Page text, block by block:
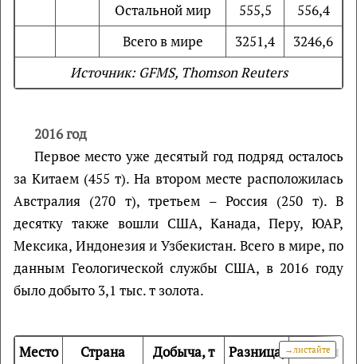
Остальной мир
555,5
556,4
Всего в мире
3251,4
3246,6
Источник: GFMS, Thomson Reuters
2016 год
Первое место уже десятый год подряд осталось
за Китаем (455 т). На втором месте расположилась
Австралия (270 т), третьем – Россия (250 т). В
десятку также вошли США, Канада, Перу, ЮАР,
Мексика, Индонезия и Узбекистан. Всего в мире, по
данным Геологической службы США, в 2016 году
было добыто 3,1 тыс. т золота.
Место Страна Добыча, т
Разница,
Запасы,